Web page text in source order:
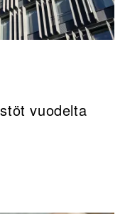
vuodelta